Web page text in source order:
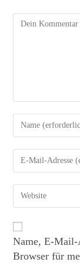
Name, E-Mail-
Browser für